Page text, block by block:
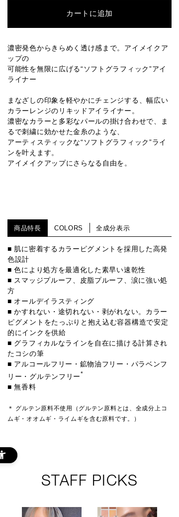
カートに追加
濃密発色からきらめく透け感まで。アイメイクア
ップの
可能性を無限に広げる“ソフトグラフィック”アイ
ライナー
まなざしの印象を軽やかにチェンジする、幅広い
カラーレンジのリキッドアイライナー。
濃密なカラーと多彩なパールの掛け合わせで、ま
るで刺繍に効かせた金糸のような、
アーティスティックな“ソフトグラフィック”ライ
ンを叶えます。
アイメイクアップにさらなる自由を。
商品特長 COLORS 全成分表示
■ 肌に密着するカラーピグメントを採用した高発
色設計
■ 色により処方を最適化した素早い速乾性
■ スマッジプルーフ、皮脂プルーフ、涙に強い処
方
■ オールデイラスティング
■ かすれない・途切れない・剥がれない。カラー
ピグメントをたっぷりと抱え込む容器構造で安定
的にインクを供給
■ グラフィカルなラインを自在に描ける計算され
たコシの筆
■ アルコールフリー・鉱物油フリー・パラベンフ
リー・グルテンフリー*
■ 無香料
＊ グルテン原料不使用（グルテン原料とは、全成分上コ
ムギ・オオムギ・ライムギを含む原料です。）
STAFF PICKS